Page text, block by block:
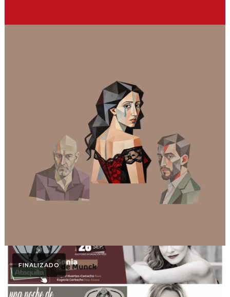
Tristana
Otoño Lírico
FINALIZADO